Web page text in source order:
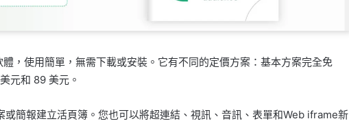
，使用簡單，無需下載或安裝。它有不同的定價方案：基本方案完全免
元和 89 美元。
簡報建立活頁簿。您也可以將超連結、視訊、音訊、表單和Web iframe新